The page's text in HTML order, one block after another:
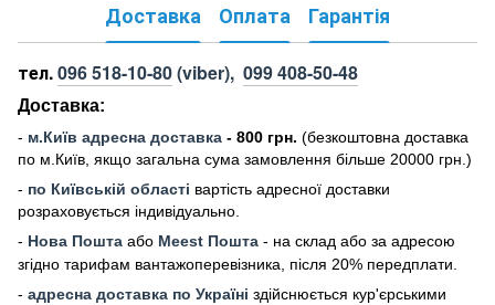
Доставка Оплата Гарантія
тел.096 518-10-80(viber), 099 408-50-48
Доставка:
- м.Київ адресна доставка - 800 грн. (безкоштовна доставка
по м.Київ, якщо загальна сума замовлення більше 20000 грн .)
- по Київській області вартість адресної доставки
розраховується індивідуально.
- Нова Пошта або Meest Пошта - на склад або за адресою
згідно тарифам вантажоперевізника, після 20% передплати.
- адресна доставка по Україні здійснюється кур'єрськими